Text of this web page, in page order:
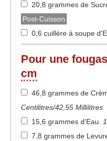
20,8 grammes de
Post-Cuisson
0,6 cuillère à soupe
Pour une
cm
46,8 grammes de
Centilitres/42,55 Millilitres
15,6 grammes d'Eau.
7,8 grammes de